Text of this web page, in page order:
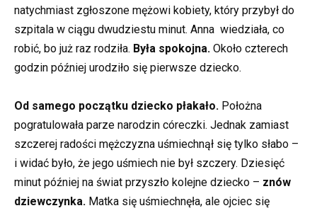
natychmiast zgłoszone mężowi kobiety, który przybył do
szpitala w ciągu dwudziestu minut. Anna wiedziała, co
robić, bo już raz rodziła. Była spokojna. Około czterech
godzin później urodziło się pierwsze dziecko.
Od samego początku dziecko płakało. Położna
pogratulowała parze narodzin córeczki. Jednak zamiast
szczerej radości mężczyzna uśmiechnął się tylko słabo –
i widać było, że jego uśmiech nie był szczery. Dziesięć
minut później na świat przyszło kolejne dziecko – znów
dziewczynka. Matka się uśmiechnęła, ale ojciec się